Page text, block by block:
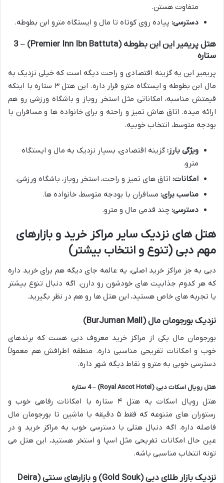
متفاوت هستن.
دسترسی: پیاده روی کوتاه تا مال و ایستگاه مترو ابن بطوطه.
هتل پریمیر این ابن بطوطه (Premier Inn Ibn Battuta) – 3
ستاره
پریمیر این یه گزینه اقتصادی و راحت دیگه است که خیلی نزدیک به
مال ابن بطوطه و ایستگاه مترو قرار داره. این هتل ۳ ستاره با اینکه
قیمتش مناسبه، امکاناتی مثل استخر روباز و باشگاه ورزشی رو هم
ارائه میده. اتاق هاش تمیز و راحته و برای خانواده ها و مسافران با
بودجه متوسط، انتخاب خوبیه.
ویژگی بارز: گزینه اقتصادی، بسیار نزدیک به مال و ایستگاه
مترو.
امکانات: اتاق های تمیز و راحت، استخر روباز، باشگاه ورزشی.
مناسب برای: مسافران با بودجه متوسط، خانواده ها.
دسترسی: چند قدمی مال و مترو.
هتل های نزدیک سایر مراکز خرید و بازارهای
مهم دبی (تنوع و انتخاب بیشتر)
دبی به جز مراکز خرید اصلی، یه عالمه جای دیگه هم برای خرید داره
که هر کدوم جذابیت های خودشون رو دارن. اگه دنبال تنوع بیشتر
یا تجربه های خاص هستید، این هتل ها رو هم در نظر بگیرید.
نزدیک بورجومان مال (BurJuman Mall)
بورجومان مال یکی از مراکز خرید معروف دبی هست که برندهای
خوب و امکانات تفریحی مناسبی داره. منطقه اطرافش هم معمولاً
دسترسی خوبی به مترو و نقاط دیگه شهر داره.
هتل رویال اسکات دبی (Royal Ascot Hotel) – 4 ستاره
هتل رویال اسکات یه هتل ۴ ستاره با امکانات رفاهی خوب و
رستوران های متنوعه که فقط ۵ دقیقه با ماشین تا بورجومان مال
فاصله داره. اگه دنبال هتلی با دسترسی خوب به مراکز خرید و در
عین حال امکانات تفریحی مثل اسپا و استخر هستید، این هتل می
تونه انتخاب مناسبی باشه.
نزدیک بازار طلای دبی (Gold Souk) و بازارهای سنتی (Deira